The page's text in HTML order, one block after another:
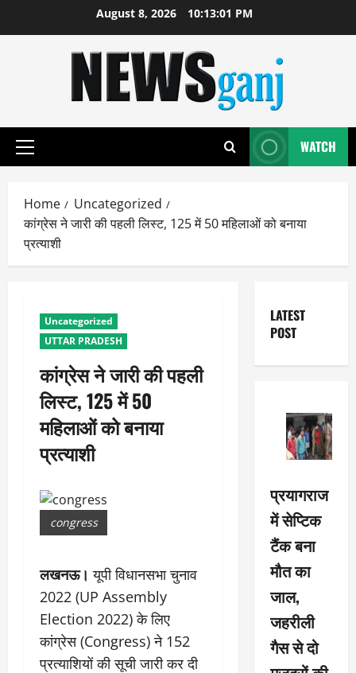
August 8, 2026 10:13:02 PM
Primary
WATCH
Home
Uncategorized
कांग्रेस ने जारी की पहली लिस्ट, 125 में 50 महिलाओं को बनाया
प्रत्याशी
Uncategorized
UTTAR PRADESH
कांग्रेस ने जारी की पहली
लिस्ट, 125 में 50
महिलाओं को बनाया
प्रत्याशी
congress
लखनऊ। यूपी विधानसभा चुनाव
2022 (UP Assembly
Election 2022) के लिए
कांग्रेस (Congress) ने 152
प्रत्याशियों की सूची जारी कर दी
LATEST
POST
प्रयागराज
में सेप्टिक
टैंक बना
मौत का
जाल,
जहरीली
गैस से दो